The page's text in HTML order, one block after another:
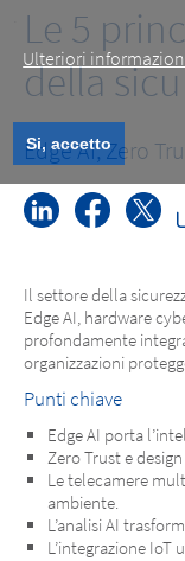
Ulteriori
Si, accetto
Le 5
della
Edge AI, Zero
Il settore della
Edge AI, hardware
profondamente
organizzazioni
Punti chiave
Edge AI porta
Zero Trust e
Le telecamere
ambiente.
L’analisi AI
L’integrazione IoT